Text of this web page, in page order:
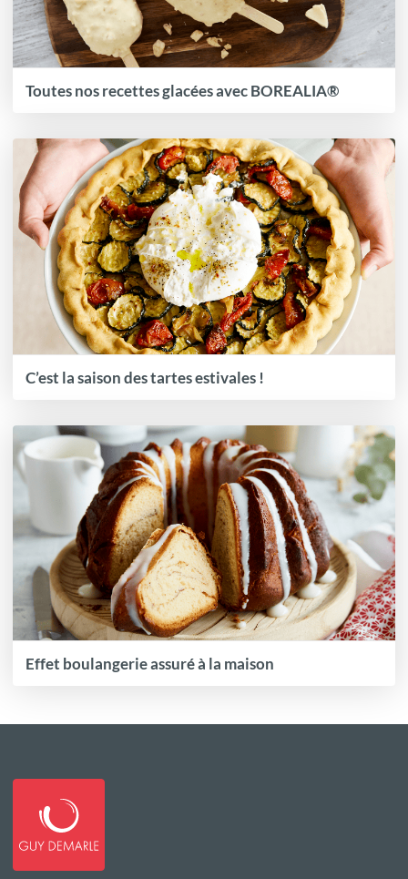
Toutes nos recettes glacées avec BOREALIA®
C’est la saison des tartes estivales !
Effet boulangerie assuré à la maison